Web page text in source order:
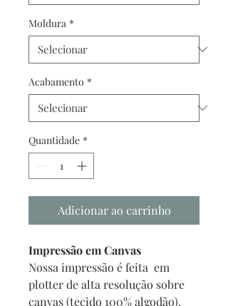
Moldura *
Acabamento *
Quantidade *
Adicionar ao carrinho
Impressão em Canvas
Nossa impressão é feita em
plotter de alta resolução sobre
canvas (tecido 100% algodão).